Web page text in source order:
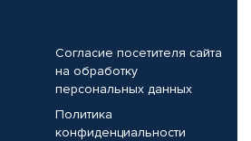
Согласие посетителя сайта
на обработку
персональных данных
Политика
конфиденциальности